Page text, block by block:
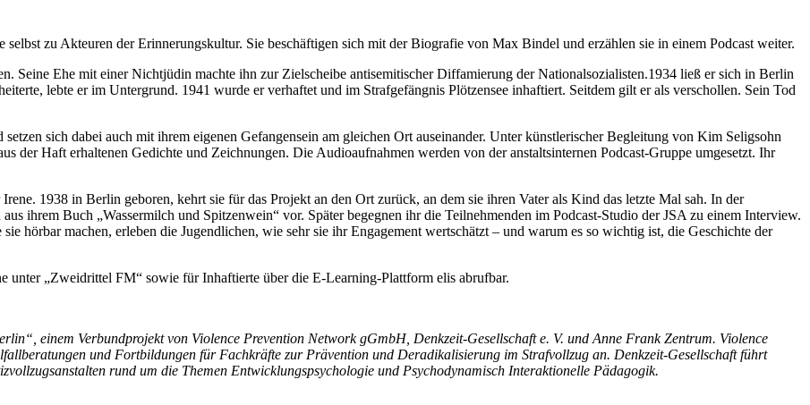
zu Akteuren der Erinnerungskultur. Sie beschäftigen sich mit der Biografie von Max Bindel und erzählen sie in einem Podcast weiter.
Seine Ehe mit einer Nichtjüdin machte ihn zur Zielscheibe antisemitischer Diffamierung der Nationalsozialisten.1934 ließ er sich in Berlin
lebte er im Untergrund. 1941 wurde er verhaftet und im Strafgefängnis Plötzensee inhaftiert. Seitdem gilt er als verschollen. Sein Tod
sich dabei auch mit ihrem eigenen Gefangensein am gleichen Ort auseinander. Unter künstlerischer Begleitung von Kim Seligsohn
der Haft erhaltenen Gedichte und Zeichnungen. Die Audioaufnahmen werden von der anstaltsinternen Podcast-Gruppe umgesetzt. Ihr
1938 in Berlin geboren, kehrt sie für das Projekt an den Ort zurück, an dem sie ihren Vater als Kind das letzte Mal sah. In der
ihrem Buch „Wassermilch und Spitzenwein“ vor. Später begegnen ihr die Teilnehmenden im Podcast-Studio der JSA zu einem Interview.
hörbar machen, erleben die Jugendlichen, wie sehr sie ihr Engagement wertschätzt – und warum es so wichtig ist, die Geschichte der
unter „Zweidrittel FM“ sowie für Inhaftierte über die E-Learning-Plattform elis abrufbar.
einem Verbundprojekt von Violence Prevention Network gGmbH, Denkzeit-Gesellschaft e. V. und Anne Frank Zentrum. Violence
und Fortbildungen für Fachkräfte zur Prävention und Deradikalisierung im Strafvollzug an. Denkzeit-Gesellschaft führt
rund um die Themen Entwicklungspsychologie und Psychodynamisch Interaktionelle Pädagogik.